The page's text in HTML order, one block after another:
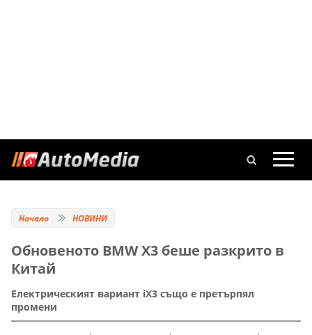
Начало НОВИНИ
Обновеното BMW X3 беше разкрито в
Китай
Електрическият вариант iX3 също е претърпял
промени